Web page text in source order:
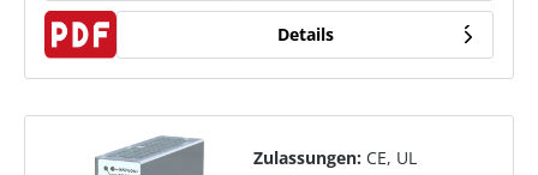
Details
Zulassungen: CE, UL